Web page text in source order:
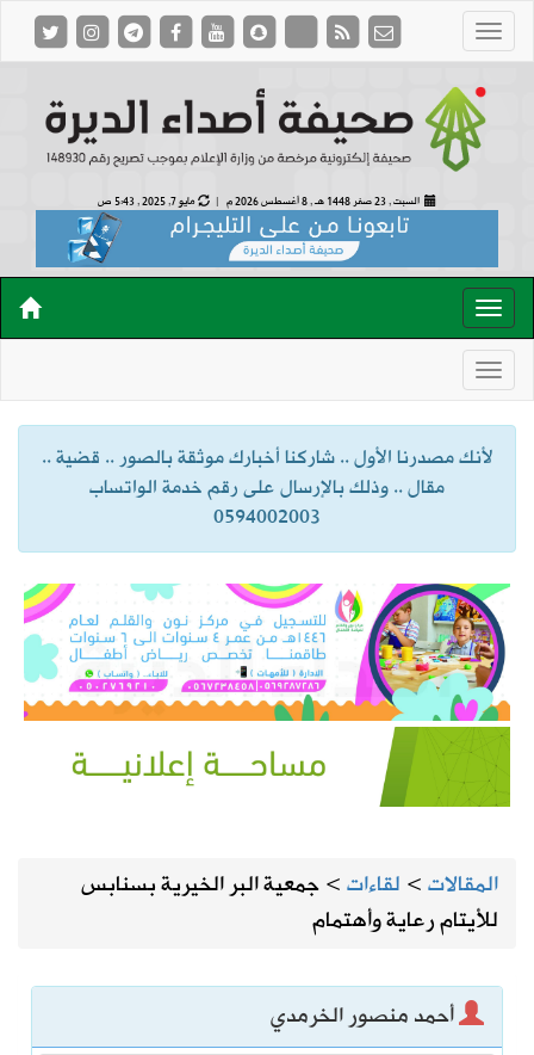
السبت , 23 صفر 1448 هـ , 8 أغسطس 2026 م | مايو 7, 2025 , 5:43 ص
لأنك مصدرنا الأول .. شاركنا أخبارك موثقة بالصور .. قضية ..
مقال .. وذلك بالإرسال على رقم خدمة الواتساب
0594002003
المقالات> لقاءات>جمعية البر الخيرية بسنابس
للأيتام رعاية وأهتمام
أحمد منصور الخرمدي